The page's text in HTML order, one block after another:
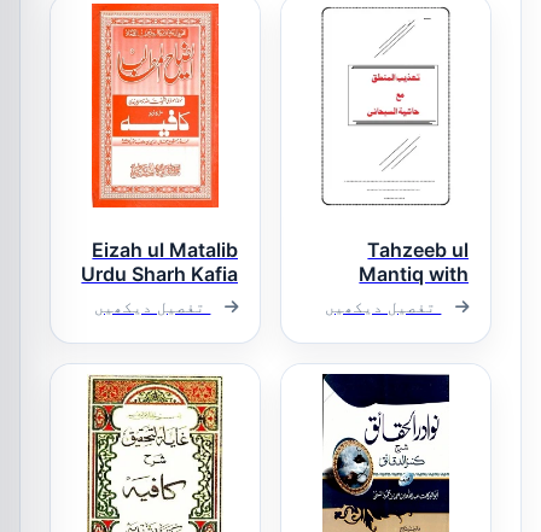
Tahzeeb ul
Mantiq with
Hashiya Asjad
Subhani تہذیب
المنطق مع
حاشیہ سبحانی
تفصیل دیکھیں
Eizah ul Matalib
Urdu Sharh Kafia
ایضاح المطالب
اردو شرح کافیہ
تفصیل دیکھیں